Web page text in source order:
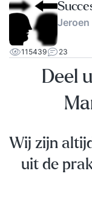
Jeroen
115439 23
Deel
Wij zijn
uit de